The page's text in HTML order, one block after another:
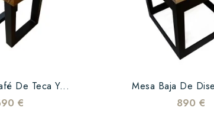
De Teca Y...
€
Mesa Baja De
890 €